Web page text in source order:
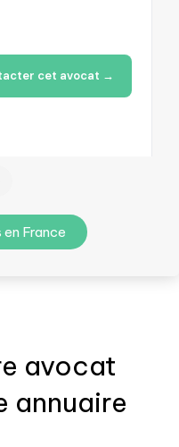
cet avocat →
France
avocat
annuaire